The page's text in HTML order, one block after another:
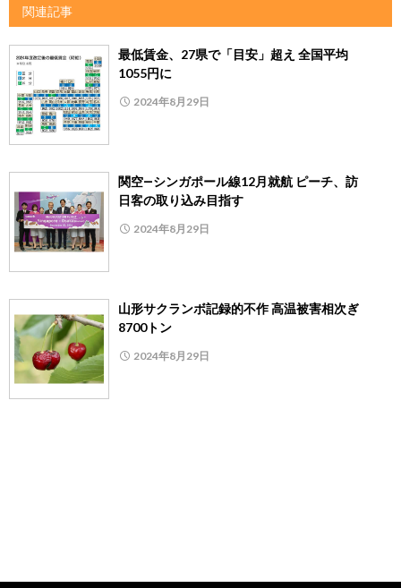
関連記事
最低賃金、27県で「目安」超え 全国平均
1055円に
2024年8月29日
関空―シンガポール線12月就航 ピーチ、訪
日客の取り込み目指す
2024年8月29日
山形サクランボ記録的不作 高温被害相次ぎ
8700トン
2024年8月29日